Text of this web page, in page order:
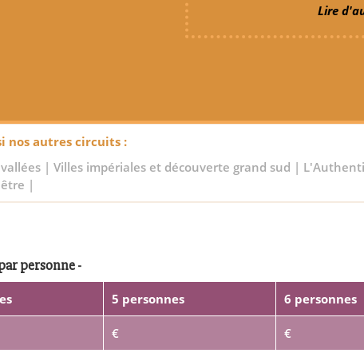
Lire
nos autres circuits :
| Villes impériales et découverte grand sud |
être |
personne -
5 personnes 6 personnes
€ €